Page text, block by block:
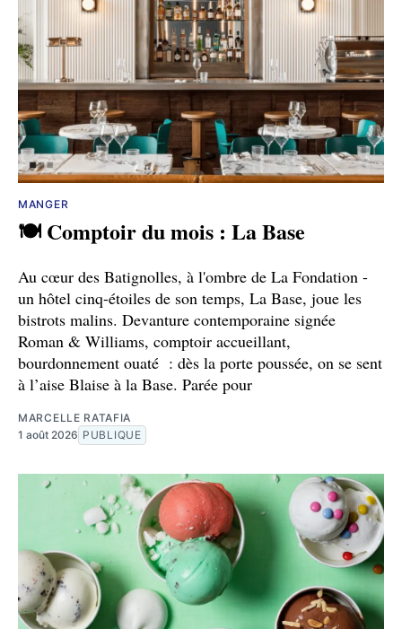
MANGER
🍽️ Comptoir du mois : La Base
Au cœur des Batignolles, à l'ombre de La Fondation -
un hôtel cinq-étoiles de son temps, La Base, joue les
bistrots malins. Devanture contemporaine signée
Roman & Williams, comptoir accueillant,
bourdonnement ouaté : dès la porte poussée, on se sent
à l’aise Blaise à la Base. Parée pour
MARCELLE RATAFIA
1 août 2026 PUBLIQUE